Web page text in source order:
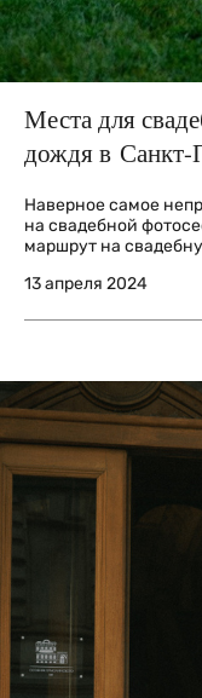
Места для
дождя в Санкт-
Наверное самое
на свадебной
маршрут на
13 апреля 2024